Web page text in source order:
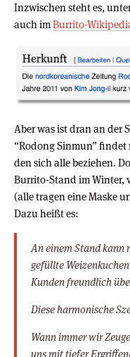
Inzwischen steht es,
auch imBurrito-
Aber was ist dran an der
“Rodong Sinmun” findet
den sich alle beziehen.
Burrito-Stand im Winter,
(alle tragen eine Maske
Dazu heißt es:
An einem Stand kann
gefüllte
Kunden freundlich
Diese harmonische
Wann immer wir
uns mit tiefer